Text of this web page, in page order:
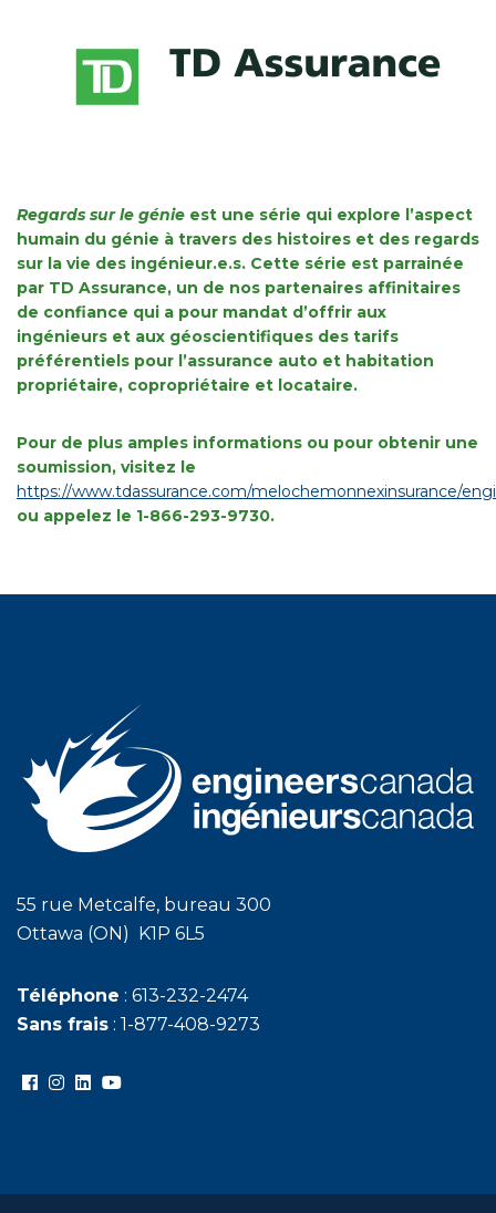
Regards sur le génie est une série qui explore l’aspect
humain du génie à travers des histoires et des regards
sur la vie des ingénieur.e.s. Cette série est parrainée
par TD Assurance, un de nos partenaires affinitaires
de confiance qui a pour mandat d’offrir aux
ingénieurs et aux géoscientifiques des tarifs
préférentiels pour l’assurance auto et habitation
propriétaire, copropriétaire et locataire.
Pour de plus amples informations ou pour obtenir une
soumission, visitez le
https://www.tdassurance.com/melochemonnexinsurance/
ou appelez le 1-866-293-9730.
55 rue Metcalfe, bureau 300
Ottawa (ON) K1P 6L5
Téléphone : 613-232-2474
Sans frais : 1-877-408-9273